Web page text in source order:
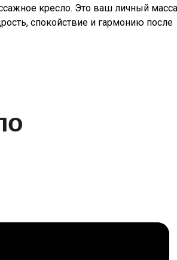
кресло. Это ваш личный
спокойствие и гармонию после